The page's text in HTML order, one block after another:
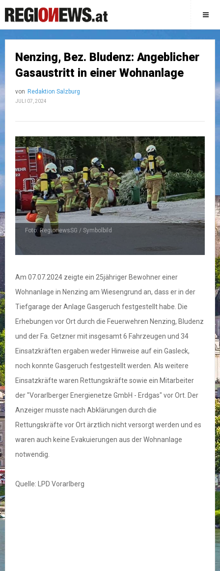
Nenzing, Bez. Bludenz: Angeblicher
Gasaustritt in einer Wohnanlage
von Redaktion Salzburg
JULI 07, 2024
Foto: RegionewsSG / Symbolbild
Am 07.07.2024 zeigte ein 25jähriger Bewohner einer
Wohnanlage in Nenzing am Wiesengrund an, dass er in der
Tiefgarage der Anlage Gasgeruch festgestellt habe. Die
Erhebungen vor Ort durch die Feuerwehren Nenzing, Bludenz
und der Fa. Getzner mit insgesamt 6 Fahrzeugen und 34
Einsatzkräften ergaben weder Hinweise auf ein Gasleck,
noch konnte Gasgeruch festgestellt werden. Als weitere
Einsatzkräfte waren Rettungskräfte sowie ein Mitarbeiter
der "Vorarlberger Energienetze GmbH - Erdgas" vor Ort. Der
Anzeiger musste nach Abklärungen durch die
Rettungskräfte vor Ort ärztlich nicht versorgt werden und es
waren auch keine Evakuierungen aus der Wohnanlage
notwendig.
Quelle: LPD Vorarlberg